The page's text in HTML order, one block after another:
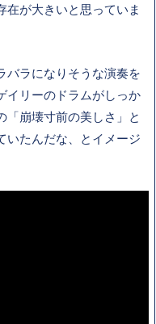
在が大きいと思っていま
バラになりそうな演奏を
イリーのドラムがしっか
「崩壊寸前の美しさ」と
いたんだな、とイメージ